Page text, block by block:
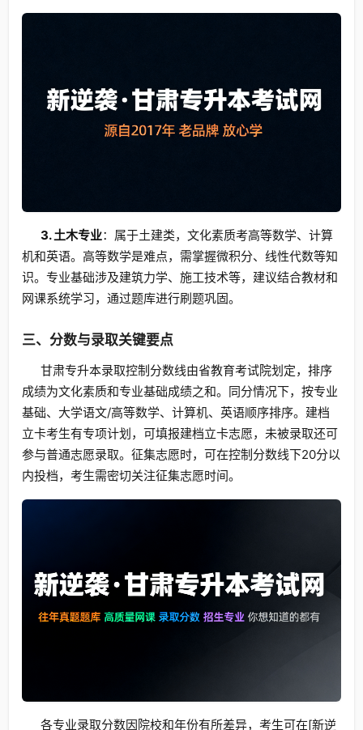
3. 土木专业：属于土建类，文化素质考高等数学、计算
机和英语。高等数学是难点，需掌握微积分、线性代数等知
识。专业基础涉及建筑力学、施工技术等，建议结合教材和
网课系统学习，通过题库进行刷题巩固。
三、分数与录取关键要点
甘肃专升本录取控制分数线由省教育考试院划定，排序
成绩为文化素质和专业基础成绩之和。同分情况下，按专业
基础、大学语文/高等数学、计算机、英语顺序排序。建档
立卡考生有专项计划，可填报建档立卡志愿，未被录取还可
参与普通志愿录取。征集志愿时，可在控制分数线下20分以
内投档，考生需密切关注征集志愿时间。
各专业录取分数因院校和年份有所差异，考生可在[新逆